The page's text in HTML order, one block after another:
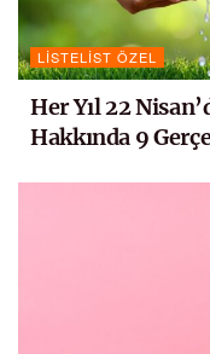
LISTELIST ÖZEL
Her Yıl 22
Hakkında 9